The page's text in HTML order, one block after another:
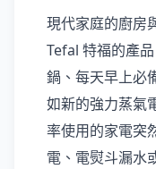
現代家庭的廚房
Tefal 特福的產
鍋、每天早上必
如新的強力蒸氣
率使用的家電
電、電熨斗漏水